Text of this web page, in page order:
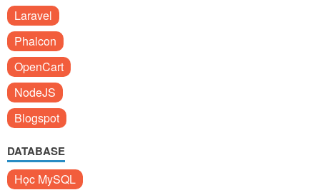
Laravel
Phalcon
OpenCart
NodeJS
Blogspot
DATABASE
Học MySQL